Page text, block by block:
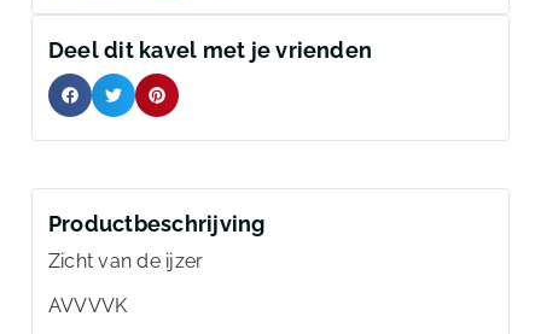
Deel dit kavel met je vrienden
Productbeschrijving
Zicht van de ijzer
AVVVVK